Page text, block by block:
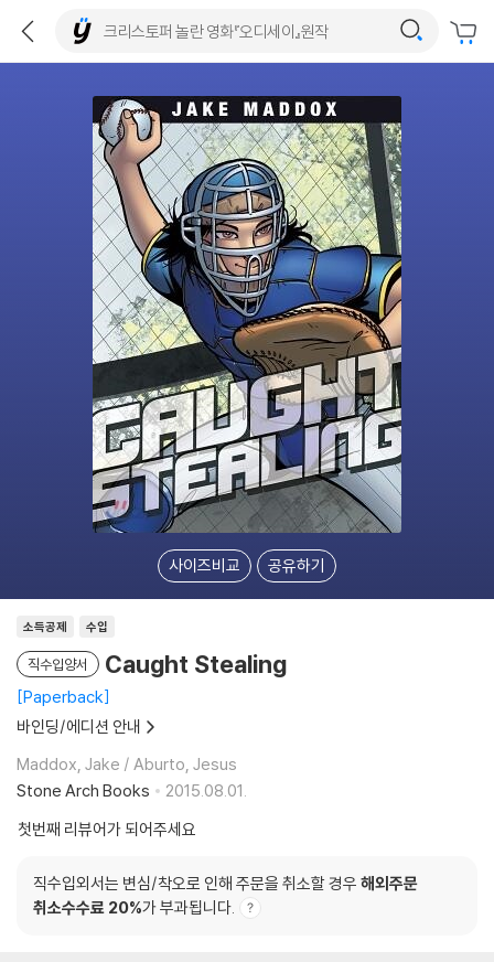
사이즈비교 공유하기
소득공제 수입
직수입양서 Caught Stealing
Paperback
바인딩/에디션 안내
Maddox, Jake / Aburto, Jesus
Stone Arch Books
2015.08.01.
첫번째 리뷰어가 되어주세요
직수입외서는 변심/착오로 인해 주문을 취소할 경우 해외주문
취소수수료 20%가 부과됩니다.